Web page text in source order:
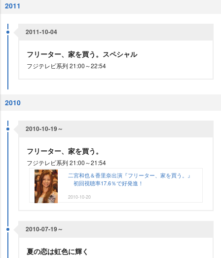
2011
2011-10-04
フリーター、家を買う。スペシャル
フジテレビ系列 21:00～22:54
2010
2010-10-19～
フリーター、家を買う。
フジテレビ系列 21:00～21:54
二宮和也＆香里奈出演『フリーター、家を買う。』
初回視聴率17.6％で好発進！
2010-10-20
2010-07-19～
夏の恋は虹色に輝く